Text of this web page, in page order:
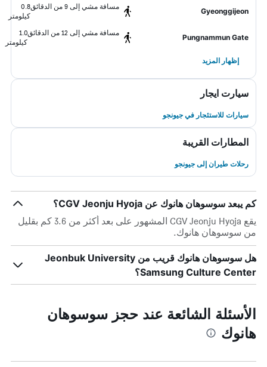
Gyeonggijeon
مسافة مشي إلى 9 من الدقائق
0.8
كيلومتر
Pungnammun Gate
مسافة مشي إلى 12 من الدقائق
1.0
كيلومتر
إظهار المزيد
سيارت ايجار
سيارات للاستئجار في جيونجو
المطارات القريبة
رحلات طيران إلى جيونجو
كم يبعد سوسوهان هانوك عن CGV Jeonju Hyoja؟
يقع CGV Jeonju Hyoja المشهور على بعد أكثر من 3.6 كم بقليل
من سوسوهان هانوك.
هل سوسوهان هانوك قريب من Jeonbuk University
Samsung Culture Center؟
الأسئلة الشائعة عند حجز سوسوهان
هانوك